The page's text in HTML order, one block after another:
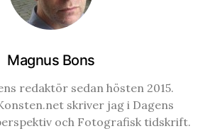
Magnus Bons
redaktör sedan hösten 2015.
skriver jag i Dagens
och Fotografisk tidskrift.